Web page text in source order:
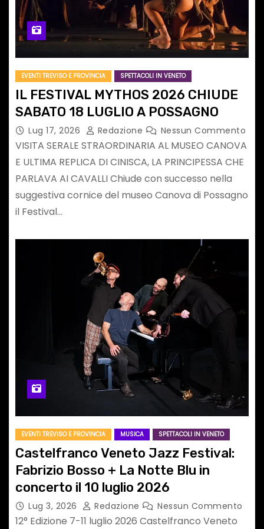
EVENTI TREVISO E PROVINCIA SPETTACOLI IN VENETO
IL FESTIVAL MYTHOS 2026 CHIUDE
SABATO 18 LUGLIO A POSSAGNO
Lug 17, 2026 Redazione Nessun Commento
VISITA SERALE STRAORDINARIA AL MUSEO CANOVA
E ULTIMA REPLICA DI CINISCA, LA PRINCIPESSA CHE
PARLAVA AI CAVALLI Chiude con successo nella
suggestiva cornice del museo Canova di Possagno
il Festival…
EVENTI TREVISO E PROVINCIA MUSICA SPETTACOLI IN VENETO
Castelfranco Veneto Jazz Festival:
Fabrizio Bosso + La Notte Blu in
concerto il 10 luglio 2026
Lug 3, 2026 Redazione Nessun Commento
12° Edizione 7-11 luglio 2026 Castelfranco Veneto